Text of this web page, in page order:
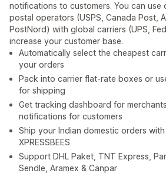
notifications to customers. You can use
postal operators (USPS, Canada Post,
PostNord) with global carriers (UPS,
increase your customer base.
Automatically select the cheapest
your orders
Pack into carrier flat-rate boxes or
for shipping
Get tracking dashboard for
notifications for customers
Ship your Indian domestic orders
XPRESSBEES
Support DHL Paket, TNT Express,
Sendle, Aramex & Canpar